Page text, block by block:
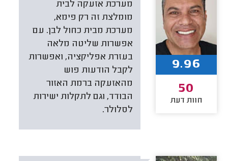
מערכת אזעקה לבית
מומלצת זה רק פימא,
מערכת מבית כחול לבן. עם
אפשרות שליטה מלאה
בעזרת אפליקציה, ואפשרות
לקבל הודעות פוש
מהאזעקה ברמת האזור
הבודד, וגם לתקלות ישירות
לסלולר.
9.96
50
חוות דעת